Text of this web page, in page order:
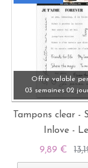
Offre valable
03 semaines 02
Tampons clear -
Inlove -
9,89 €